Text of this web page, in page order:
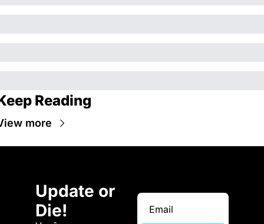
Reading
more
Update or
Die!